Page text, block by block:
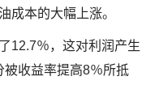
成本的大幅上涨。
12.7％，这对利润产生
被收益率提高8％所抵